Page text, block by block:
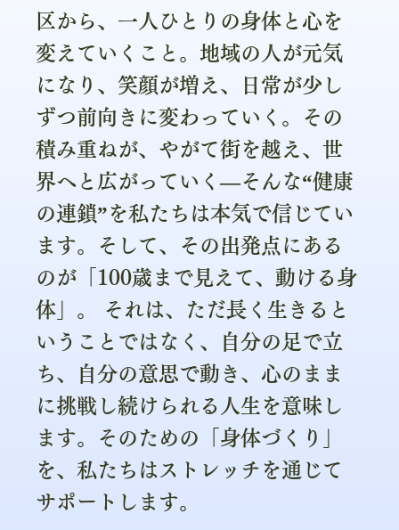
区から、一人ひとりの身体と心を
変えていくこと。地域の人が元気
になり、笑顔が増え、日常が少し
ずつ前向きに変わっていく。その
積み重ねが、やがて街を越え、世
界へと広がっていく—そんな“健康
の連鎖”を私たちは本気で信じてい
ます。そして、その出発点にある
のが「100歳まで見えて、動ける身
体」。 それは、ただ長く生きると
いうことではなく、自分の足で立
ち、自分の意思で動き、心のまま
に挑戦し続けられる人生を意味し
ます。そのための「身体づくり」
を、私たちはストレッチを通じて
サポートします。